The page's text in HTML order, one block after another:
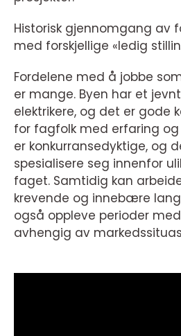
Historisk gjennomgang av
med forskjellige «ledig
Fordelene med å jobbe
er mange. Byen har et
elektrikere, og det er gode
for fagfolk med erfaring og
er konkurransedyktige, og
spesialisere seg innenfor
faget. Samtidig kan
krevende og innebære
også oppleve perioder
avhengig av